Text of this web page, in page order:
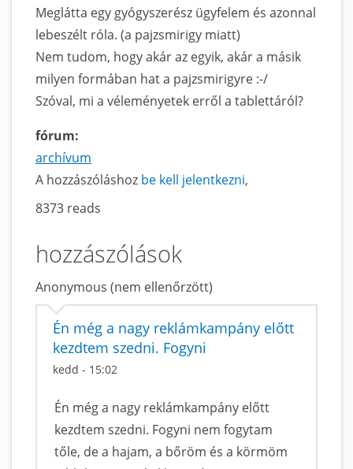
Meglátta egy gyógyszerész ügyfelem és azonnal
lebeszélt róla. (a pajzsmirigy miatt)
Nem tudom, hogy akár az egyik, akár a másik
milyen formában hat a pajzsmirigyre :-/
Szóval, mi a véleményetek erről a tablettáról?
fórum:
archívum
A hozzászóláshoz be kell jelentkezni
8373 reads
hozzászólások
Anonymous (nem ellenőrzött)
Én még a nagy reklámkampány előtt
kezdtem szedni. Fogyni
kedd - 15:02
Én még a nagy reklámkampány előtt
kezdtem szedni. Fogyni nem fogytam
tőle, de a hajam, a bőröm és a körmöm